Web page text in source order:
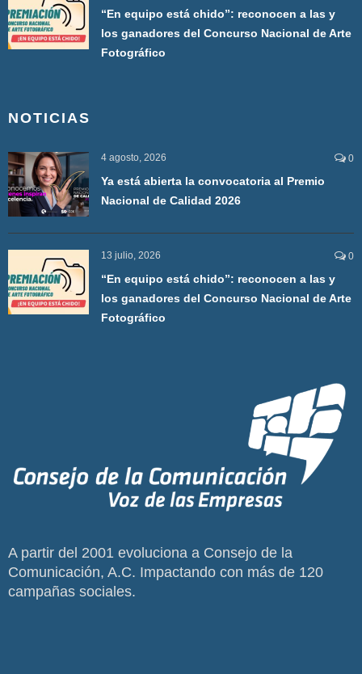
“En equipo está chido”: reconocen a las y
los ganadores del Concurso Nacional de Arte
Fotográfico
NOTICIAS
4 agosto, 2026 0
Ya está abierta la convocatoria al Premio
Nacional de Calidad 2026
13 julio, 2026 0
“En equipo está chido”: reconocen a las y
los ganadores del Concurso Nacional de Arte
Fotográfico
A partir del 2001 evoluciona a Consejo de la
Comunicación, A.C. Impactando con más de 120
campañas sociales.